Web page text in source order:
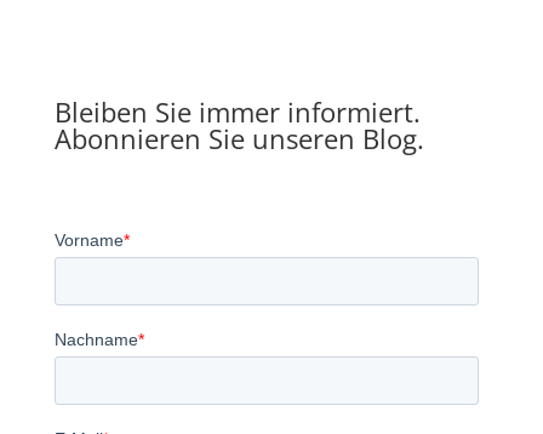
Bleiben Sie immer informiert.
Abonnieren Sie unseren Blog.